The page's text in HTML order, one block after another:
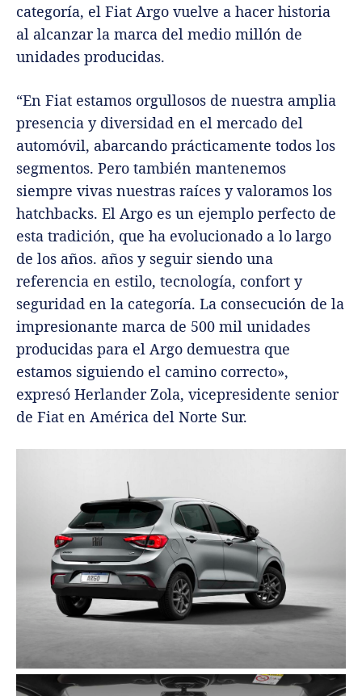
categoría, el Fiat Argo vuelve a hacer historia
al alcanzar la marca del medio millón de
unidades producidas.
“En Fiat estamos orgullosos de nuestra amplia
presencia y diversidad en el mercado del
automóvil, abarcando prácticamente todos los
segmentos. Pero también mantenemos
siempre vivas nuestras raíces y valoramos los
hatchbacks. El Argo es un ejemplo perfecto de
esta tradición, que ha evolucionado a lo largo
de los años. años y seguir siendo una
referencia en estilo, tecnología, confort y
seguridad en la categoría. La consecución de la
impresionante marca de 500 mil unidades
producidas para el Argo demuestra que
estamos siguiendo el camino correcto»,
expresó Herlander Zola, vicepresidente senior
de Fiat en América del Norte Sur.